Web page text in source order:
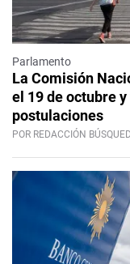
Parlamento
La Comisión
el 19 de octubre
postulaciones
POR REDACCIÓN